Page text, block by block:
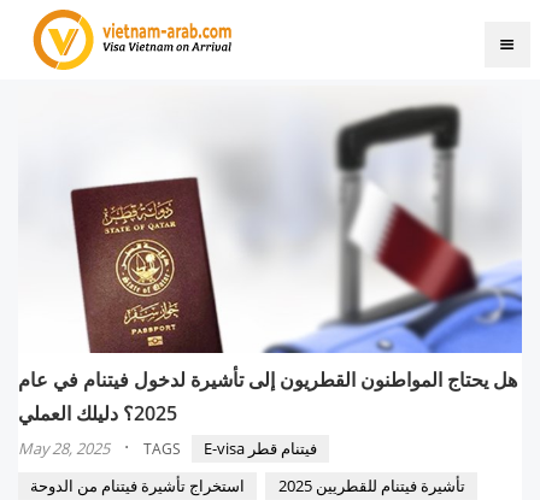
هل يحتاج المواطنون القطريون إلى تأشيرة لدخول فيتنام في عام
2025؟ دليلك العملي
May 28, 2025 · TAGS
E-visa فيتنام قطر
استخراج تأشيرة فيتنام من الدوحة
تأشيرة فيتنام للقطريين 2025